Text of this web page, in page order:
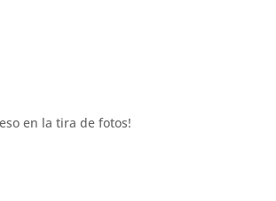
en la tira de fotos!